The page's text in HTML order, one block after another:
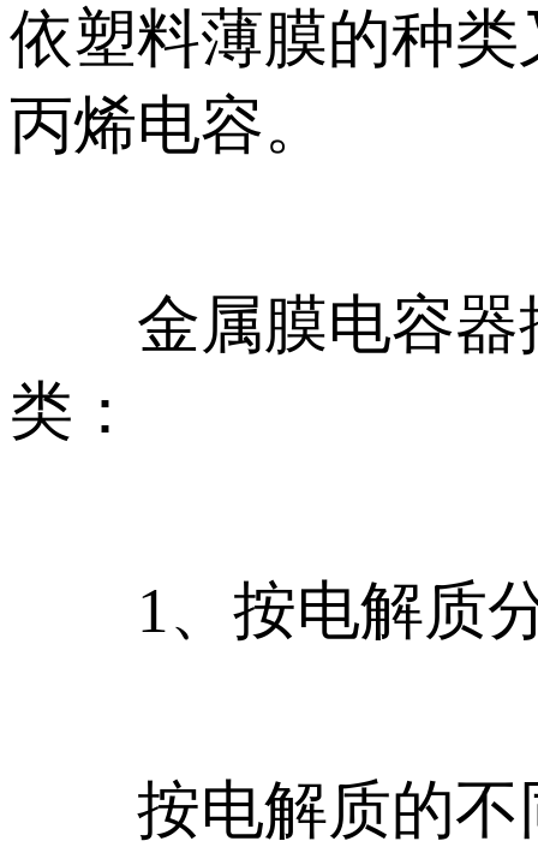
依塑料薄膜的种
丙烯电容。
金属膜电容器
类：
1、按电解质
按电解质的不同